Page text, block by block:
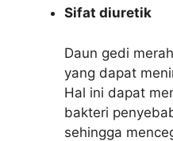
Sifat diuretik
Daun gedi
yang dapat
Hal ini dapat
bakteri
sehingga